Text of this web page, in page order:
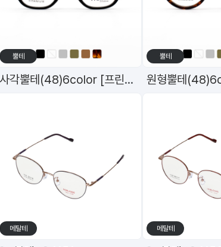
뿔테
사각뿔테(48)6color [프린스]98598
뿔테
메탈테 메탈테